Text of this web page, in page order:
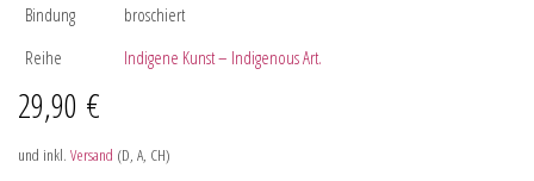
Bindung
broschiert
Reihe
Indigene Kunst – Indigenous Art.
29,90 €
und inkl. Versand (D, A, CH)